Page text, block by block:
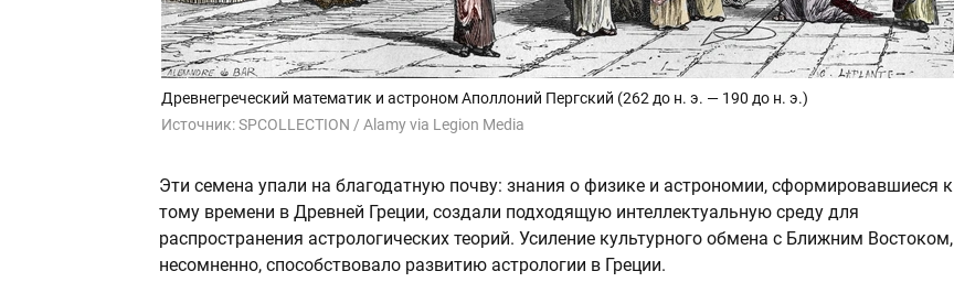
Древнегреческий математик и астроном Аполлоний Пергский (262 до н. э. — 190 до н. э.)
Источник:SPCOLLECTION / Alamy via Legion Media
Эти семена упали на благодатную почву: знания о физике и астрономии, сформировавшиеся к
тому времени в Древней Греции, создали подходящую интеллектуальную среду для
распространения астрологических теорий. Усиление культурного обмена с Ближним Востоком,
несомненно, способствовало развитию астрологии в Греции.